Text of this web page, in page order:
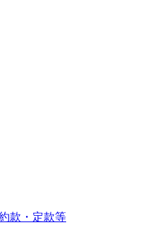
款・定款等